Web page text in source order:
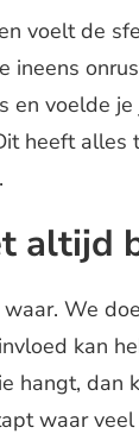
voelt de
ineens
en voelde
heeft
altijd
We
kan
hangt, dan
waar